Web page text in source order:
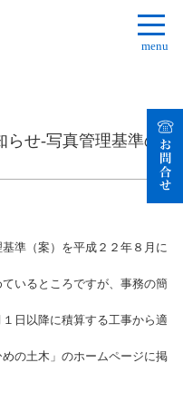
menu
せ-写真管理基準の
準（案）を平成２２年８月に
いるところですが、事務の簡
日以降に積算する工事から適
の土木」のホームページに掲